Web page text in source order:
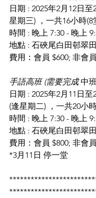
日期 : 2025年2月12日至
星期三) ，一共16小時(8
時間 : 晚上 7:30 - 晚上
地點 : 石硤尾白田邨翠
費用：會員 $600; 非會
手語高班 (需要完成 中
日期 : 2025年2月11日至
(逢星期二) ，一共20小
時間 : 晚上 7:30 - 晚上
地點 : 石硤尾白田邨翠
費用：會員 $800; 非會
*3月11日 停一堂